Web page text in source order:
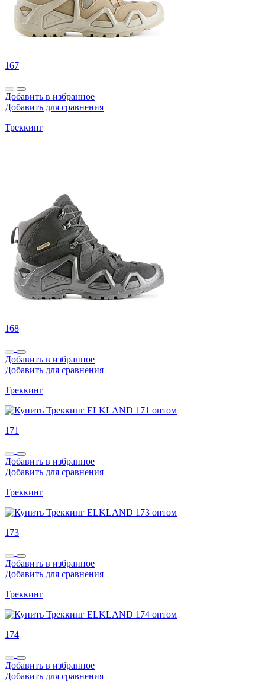
167
Добавить в избранное
Добавить для сравнения
Треккинг
168
Добавить в избранное
Добавить для сравнения
Треккинг
171
Добавить в избранное
Добавить для сравнения
Треккинг
173
Добавить в избранное
Добавить для сравнения
Треккинг
174
Добавить в избранное
Добавить для сравнения